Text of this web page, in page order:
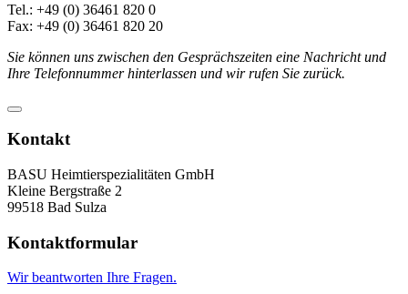
Tel.: +49 (0) 36461 820 0
Fax: +49 (0) 36461 820 20
Sie können uns zwischen den Gesprächszeiten eine Nachricht und
Ihre Telefonnummer hinterlassen und wir rufen Sie zurück.
Kontakt
BASU Heimtierspezialitäten GmbH
Kleine Bergstraße 2
99518 Bad Sulza
Kontaktformular
Wir beantworten Ihre Fragen.